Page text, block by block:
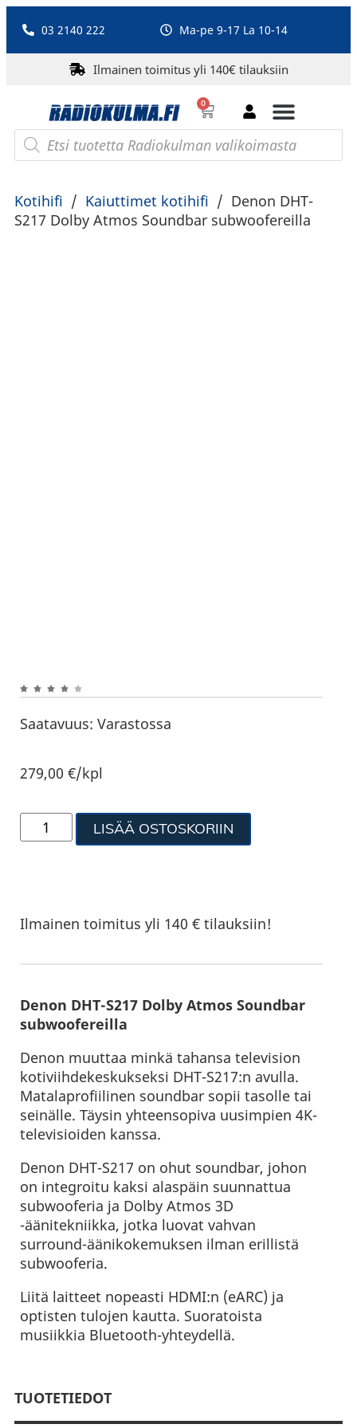
03 2140 222 Ma-pe 9-17 La 10-14
Ilmainen toimitus yli 140€ tilauksiin
0
Kotihifi / Kaiuttimet kotihifi / Denon DHT-
S217 Dolby Atmos Soundbar subwoofereilla
Saatavuus: Varastossa
279,00€/kpl
LISÄÄ OSTOSKORIIN
Ilmainen toimitus yli 140 € tilauksiin!
Denon DHT-S217 Dolby Atmos Soundbar
subwoofereilla
Denon muuttaa minkä tahansa television
kotiviihdekeskukseksi DHT-S217:n avulla.
Matalaprofiilinen soundbar sopii tasolle tai
seinälle. Täysin yhteensopiva uusimpien 4K-
televisioiden kanssa.
Denon DHT-S217 on ohut soundbar, johon
on integroitu kaksi alaspäin suunnattua
subwooferia ja Dolby Atmos 3D
-äänitekniikka, jotka luovat vahvan
surround-äänikokemuksen ilman erillistä
subwooferia.
Liitä laitteet nopeasti HDMI:n (eARC) ja
optisten tulojen kautta. Suoratoista
musiikkia Bluetooth-yhteydellä.
TUOTETIEDOT